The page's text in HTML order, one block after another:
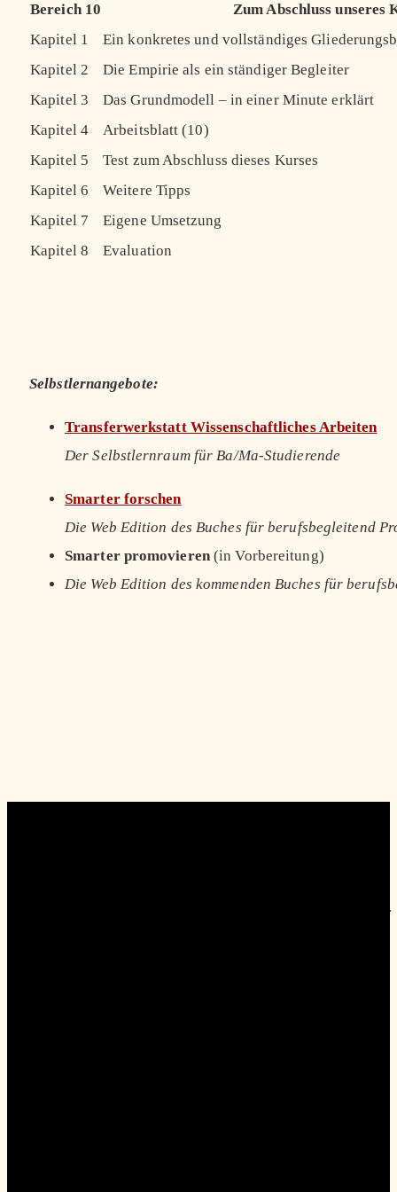
Bereich 10
Zum Abschluss unseres
Kapitel 1
Ein konkretes und vollständiges
Kapitel 2
Die Empirie als ein ständiger Begleiter
Kapitel 3
Das Grundmodell – in einer Minute erklärt
Kapitel 4
Arbeitsblatt (10)
Kapitel 5
Test zum Abschluss dieses Kurses
Kapitel 6
Weitere Tipps
Kapitel 7
Eigene Umsetzung
Kapitel 8
Evaluation
Selbstlernangebote:
Transferwerkstatt Wissenschaftliches Arbeiten
Der Selbstlernraum für Ba/Ma-Studierende
Smarter forschen
Die Web Edition des Buches für berufsbegleitend
Smarter promovieren(in Vorbereitung)
Die Web Edition des kommenden Buches für